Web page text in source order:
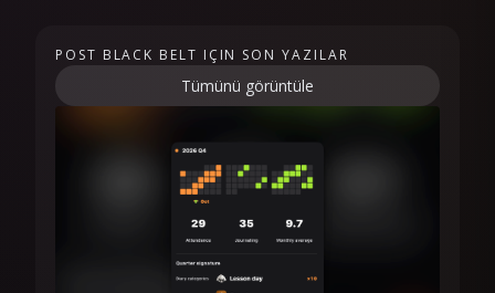
POST BLACK BELT IÇIN SON YAZILAR
Tümünü görüntüle